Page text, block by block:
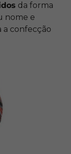
da forma
nome e
a confecção